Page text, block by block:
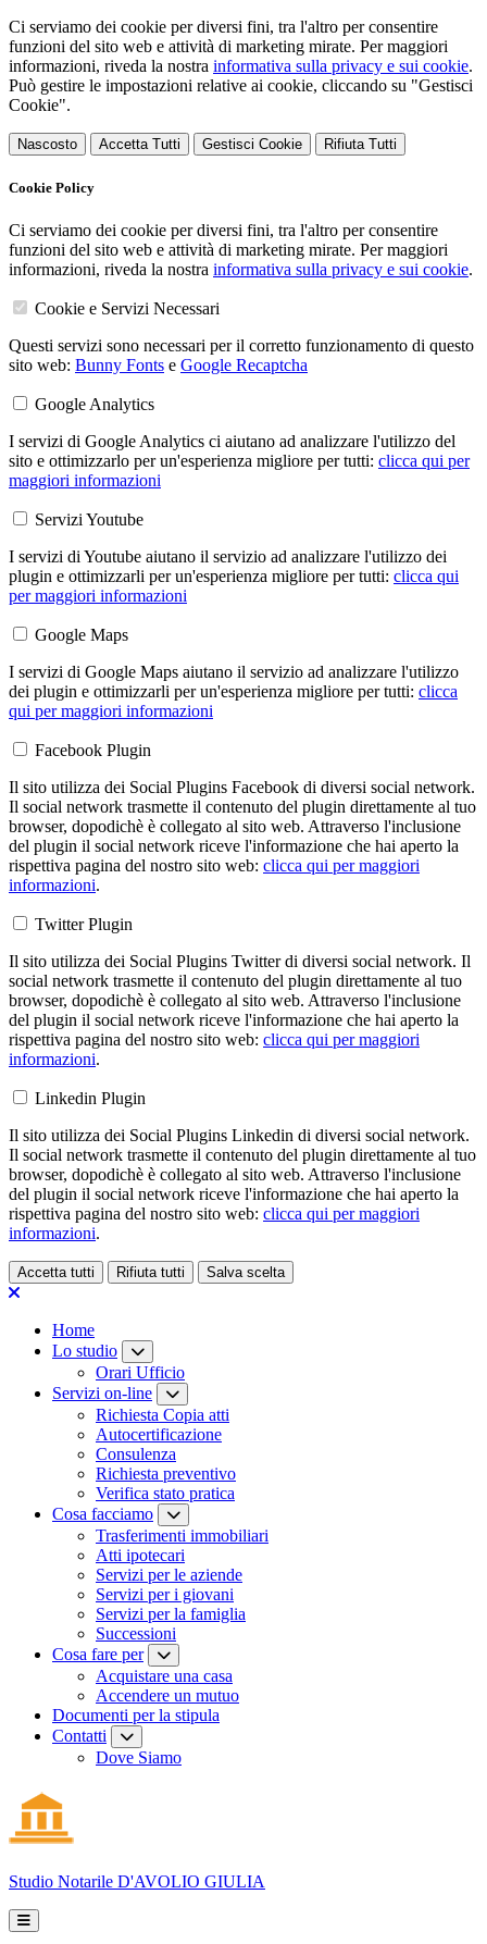
Ci serviamo dei cookie per diversi fini, tra l'altro per consentire
funzioni del sito web e attività di marketing mirate. Per maggiori
informazioni, riveda la nostra informativa sulla privacy e sui cookie.
Può gestire le impostazioni relative ai cookie, cliccando su "Gestisci
Cookie".
Nascosto Accetta Tutti Gestisci Cookie Rifiuta Tutti
Cookie Policy
Ci serviamo dei cookie per diversi fini, tra l'altro per consentire
funzioni del sito web e attività di marketing mirate. Per maggiori
informazioni, riveda la nostra informativa sulla privacy e sui cookie.
Cookie e Servizi Necessari
Questi servizi sono necessari per il corretto funzionamento di questo
sito web: Bunny Fonts e Google Recaptcha
Google Analytics
I servizi di Google Analytics ci aiutano ad analizzare l'utilizzo del
sito e ottimizzarlo per un'esperienza migliore per tutti: clicca qui per
maggiori informazioni
Servizi Youtube
I servizi di Youtube aiutano il servizio ad analizzare l'utilizzo dei
plugin e ottimizzarli per un'esperienza migliore per tutti: clicca qui
per maggiori informazioni
Google Maps
I servizi di Google Maps aiutano il servizio ad analizzare l'utilizzo
dei plugin e ottimizzarli per un'esperienza migliore per tutti: clicca
qui per maggiori informazioni
Facebook Plugin
Il sito utilizza dei Social Plugins Facebook di diversi social network.
Il social network trasmette il contenuto del plugin direttamente al tuo
browser, dopodichè è collegato al sito web. Attraverso l'inclusione
del plugin il social network riceve l'informazione che hai aperto la
rispettiva pagina del nostro sito web: clicca qui per maggiori
informazioni.
Twitter Plugin
Il sito utilizza dei Social Plugins Twitter di diversi social network. Il
social network trasmette il contenuto del plugin direttamente al tuo
browser, dopodichè è collegato al sito web. Attraverso l'inclusione
del plugin il social network riceve l'informazione che hai aperto la
rispettiva pagina del nostro sito web: clicca qui per maggiori
informazioni.
Linkedin Plugin
Il sito utilizza dei Social Plugins Linkedin di diversi social network.
Il social network trasmette il contenuto del plugin direttamente al tuo
browser, dopodichè è collegato al sito web. Attraverso l'inclusione
del plugin il social network riceve l'informazione che hai aperto la
rispettiva pagina del nostro sito web: clicca qui per maggiori
informazioni.
Accetta tutti Rifiuta tutti Salva scelta
Loading...
Home
Lo studio
Orari Ufficio
Servizi on-line
Richiesta Copia atti
Autocertificazione
Consulenza
Richiesta preventivo
Verifica stato pratica
Cosa facciamo
Trasferimenti immobiliari
Atti ipotecari
Servizi per le aziende
Servizi per i giovani
Servizi per la famiglia
Successioni
Cosa fare per
Acquistare una casa
Accendere un mutuo
Documenti per la stipula
Contatti
Dove Siamo
Studio Notarile D'AVOLIO GIULIA